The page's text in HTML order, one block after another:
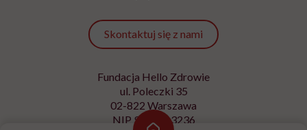
Skontaktuj się z nami
Fundacja Hello Zdrowie
ul. Poleczki 35
02-822 Warszawa
NIP 9512613236